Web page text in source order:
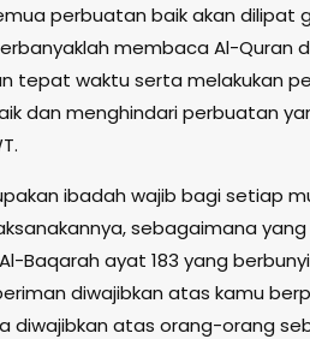
perbuatan baik akan dilipat
membaca Al-Quran
tepat waktu serta melakukan
dan menghindari perbuatan
ibadah wajib bagi setiap
sebagaimana
Baqarah ayat 183 yang
diwajibkan atas kamu
diwajibkan atas orang-orang